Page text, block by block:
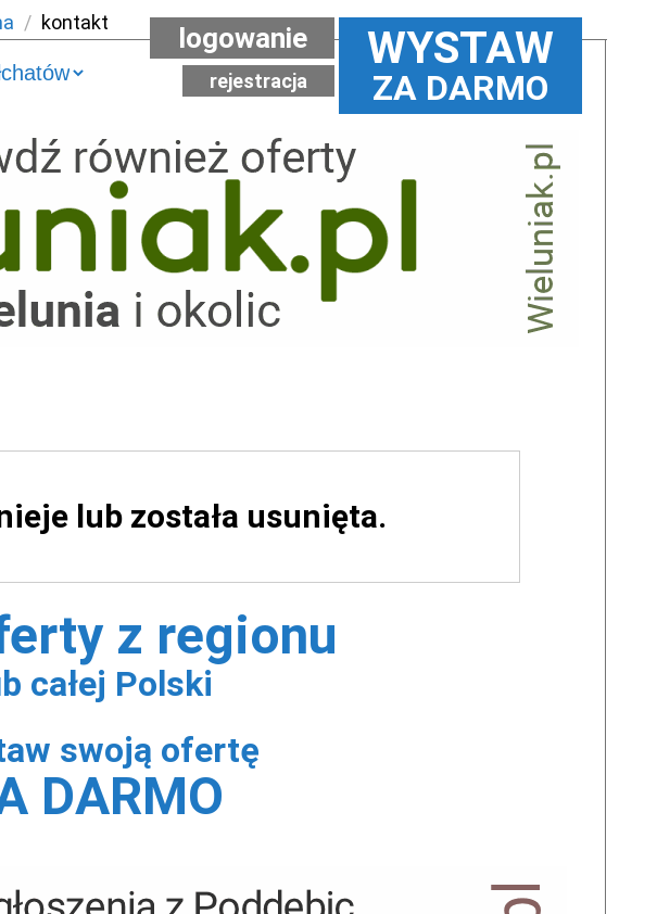
/ kontakt WYSTAW
ZA DARMO
logowanie
rejestracja
lub została usunięta.
z regionu
całej Polski
swoją ofertę
DARMO